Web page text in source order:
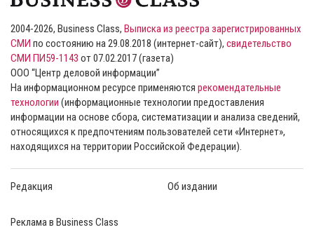
2004-2026, Business Class, Выписка из реестра зарегистрированных
СМИ по состоянию на 29.08.2018 (интернет-сайт), свидетельство
СМИ ПИ59-1143 от 07.02.2017 (газета)
ООО “Центр деловой информации”
На информационном ресурсе применяются рекомендательные
технологии (информационные технологии предоставления
информации на основе сбора, систематизации и анализа сведений,
относящихся к предпочтениям пользователей сети «Интернет»,
находящихся на территории Российской Федерации).
Редакция Об издании
Реклама в Business Class